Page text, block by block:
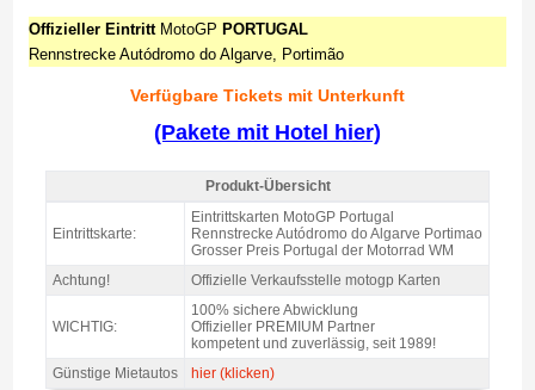
Offizieller Eintritt MotoGP PORTUGAL
Rennstrecke Autódromo do Algarve, Portimão
Verfügbare Tickets mit Unterkunft
(Pakete mit Hotel hier)
Eintrittskarte Tribüne Süd MotoGP Portimao 2026 = 2026 NICHT
VERFÜGBAR - Produkt-Übersicht
Produkt-Übersicht
Eintrittskarte:
Eintrittskarten MotoGP Portugal
Rennstrecke Autódromo do Algarve Portimao
Grosser Preis Portugal der Motorrad WM
Achtung!
Offizielle Verkaufsstelle motogp Karten
WICHTIG:
100% sichere Abwicklung
Offizieller PREMIUM Partner
kompetent und zuverlässig, seit 1989!
Günstige Mietautos
hier (klicken)